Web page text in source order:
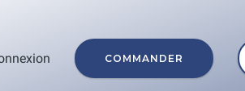
COMMANDER